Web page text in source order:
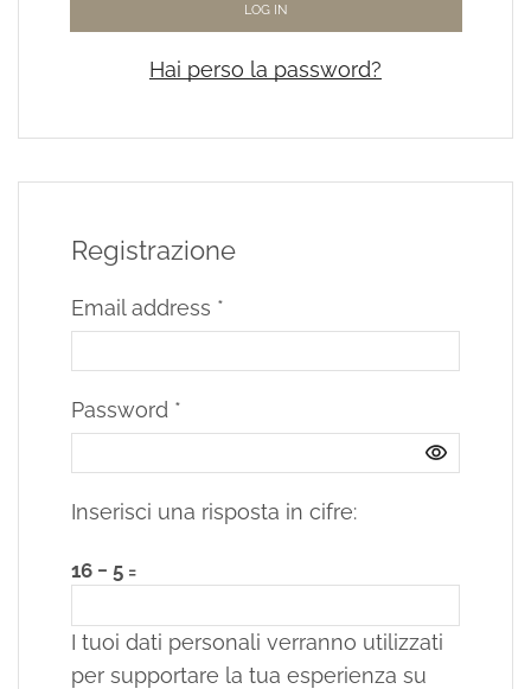
LOG IN
Hai perso la password?
Registrazione
Email address *
Password *
Inserisci una risposta in cifre:
16 − 5 =
I tuoi dati personali verranno utilizzati
per supportare la tua esperienza su